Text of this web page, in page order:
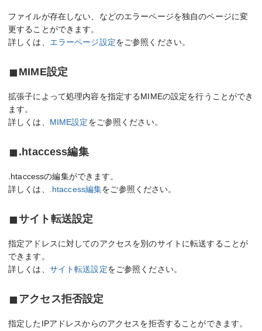
ファイルが存在しない、などのエラーページを独自のページに変
更することができます。
詳しくは、 エラーページ設定をご参照ください。
MIME設定
拡張子によって処理内容を指定するMIMEの設定を行うことができ
ます。
詳しくは、 MIME設定をご参照ください。
.htaccess編集
.htaccessの編集ができます。
詳しくは、 .htaccess編集をご参照ください。
サイト転送設定
指定アドレスに対してのアクセスを別のサイトに転送することが
できます。
詳しくは、 サイト転送設定をご参照ください。
アクセス拒否設定
指定したIPアドレスからのアクセスを拒否することができます。